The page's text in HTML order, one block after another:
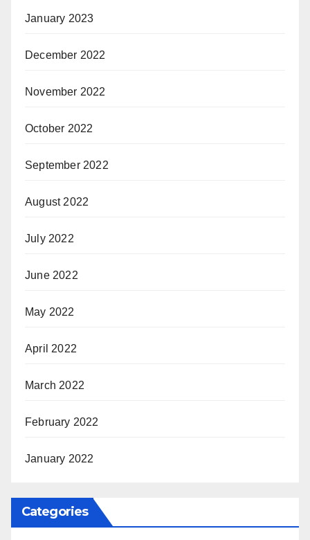
January 2023
December 2022
November 2022
October 2022
September 2022
August 2022
July 2022
June 2022
May 2022
April 2022
March 2022
February 2022
January 2022
Categories